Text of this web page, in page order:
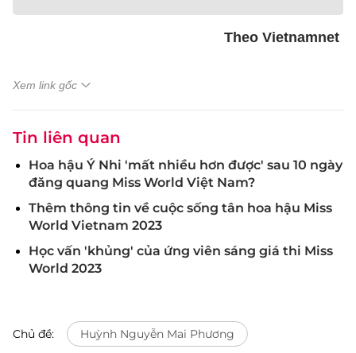
Theo Vietnamnet
Xem link gốc
Tin liên quan
Hoa hậu Ý Nhi 'mất nhiều hơn được' sau 10 ngày
đăng quang Miss World Việt Nam?
Thêm thông tin về cuộc sống tân hoa hậu Miss
World Vietnam 2023
Học vấn 'khủng' của ứng viên sáng giá thi Miss
World 2023
Chủ đề: Huỳnh Nguyễn Mai Phương